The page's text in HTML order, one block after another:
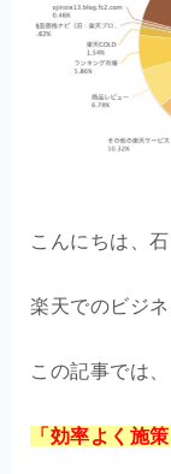
OEM商品
OEM商品
OEM商品×自
クライアント
お問い合わせ
こんにちは、石
楽天でのビジ
この記事では、
「効率よく施